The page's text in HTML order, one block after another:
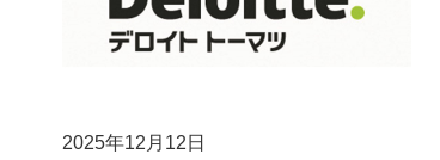
2025年12月12日